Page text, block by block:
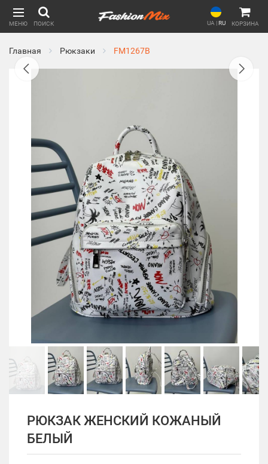
МЕНЮ ПОИСК UA |RU КОРЗИНА
Главная Рюкзаки FM1267B
РЮКЗАК ЖЕНСКИЙ КОЖАНЫЙ
БЕЛЫЙ